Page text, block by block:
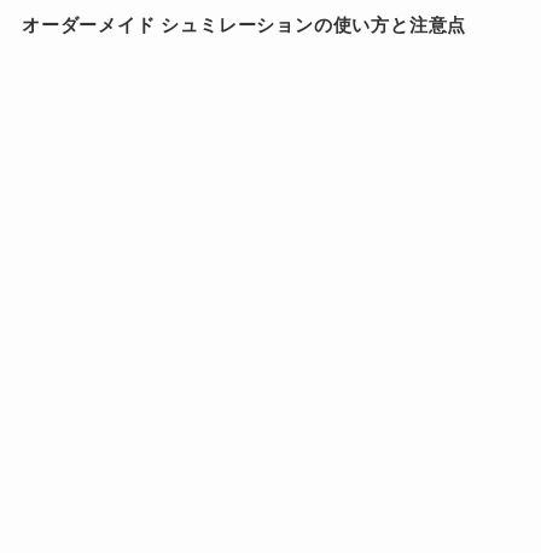
オーダーメイド シュミレーションの使い方と注意点